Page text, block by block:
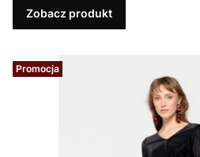
Zobacz produkt
Promocja